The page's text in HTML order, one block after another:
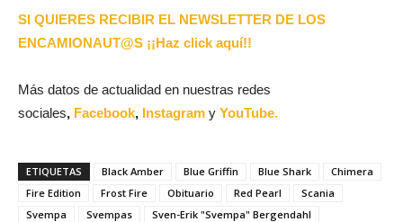
SI QUIERES RECIBIR EL NEWSLETTER DE LOS
ENCAMIONAUT@S ¡¡Haz click aquí!!
Más datos de actualidad en nuestras redes
sociales, Facebook, Instagram y YouTube.
ETIQUETAS Black Amber Blue Griffin Blue Shark
Chimera
Fire Edition
Frost Fire Obituario Red Pearl
Scania
Svempa
Svempas Sven-Erik "Svempa" Bergendahl